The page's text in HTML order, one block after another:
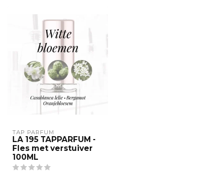
TAP PARFUM
LA 195 TAPPARFUM -
Fles met verstuiver
100ML